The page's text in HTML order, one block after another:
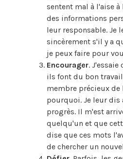
sentent mal à l'aise
des informations
leur responsable. Je
sincèrement s'il y a
je peux faire pour
Encourager.
ils font du bon
membre précieux
pourquoi. Je leur dis
progrès. Il m'est
quelqu'un et que
dise que ces mots
de chercher un